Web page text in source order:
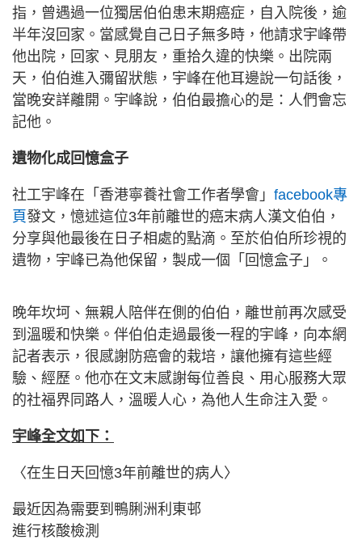
指，曾遇過一位獨居伯伯患末期癌症，自入院後，逾
半年沒回家。當感覺自己日子無多時，他請求宇峰帶
他出院，回家、見朋友，重拾久違的快樂。出院兩
天，伯伯進入彌留狀態，宇峰在他耳邊說一句話後，
當晚安詳離開。宇峰說，伯伯最擔心的是：人們會忘
記他。
遺物化成回憶盒子
社工宇峰在「香港寧養社會工作者學會」 facebook專
頁發文，憶述這位3年前離世的癌末病人漢文伯伯，
分享與他最後在日子相處的點滴。至於伯伯所珍視的
遺物，宇峰已為他保留，製成一個「回憶盒子」。
晚年坎坷、無親人陪伴在側的伯伯，離世前再次感受
到溫暖和快樂。伴伯伯走過最後一程的宇峰，向本網
記者表示，很感謝防癌會的栽培，讓他擁有這些經
驗、經歷。他亦在文末感謝每位善良、用心服務大眾
的社福界同路人，溫暖人心，為他人生命注入愛。
宇峰全文如下：
〈在生日天回憶3年前離世的病人〉
最近因為需要到鴨脷洲利東邨
進行核酸檢測